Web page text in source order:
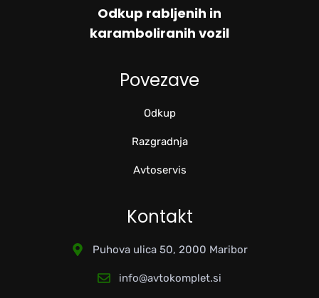
Odkup rabljenih in
karamboliranih vozil
Povezave
Odkup
Razgradnja
Avtoservis
Kontakt
Puhova ulica 50, 2000 Maribor
info@avtokomplet.si